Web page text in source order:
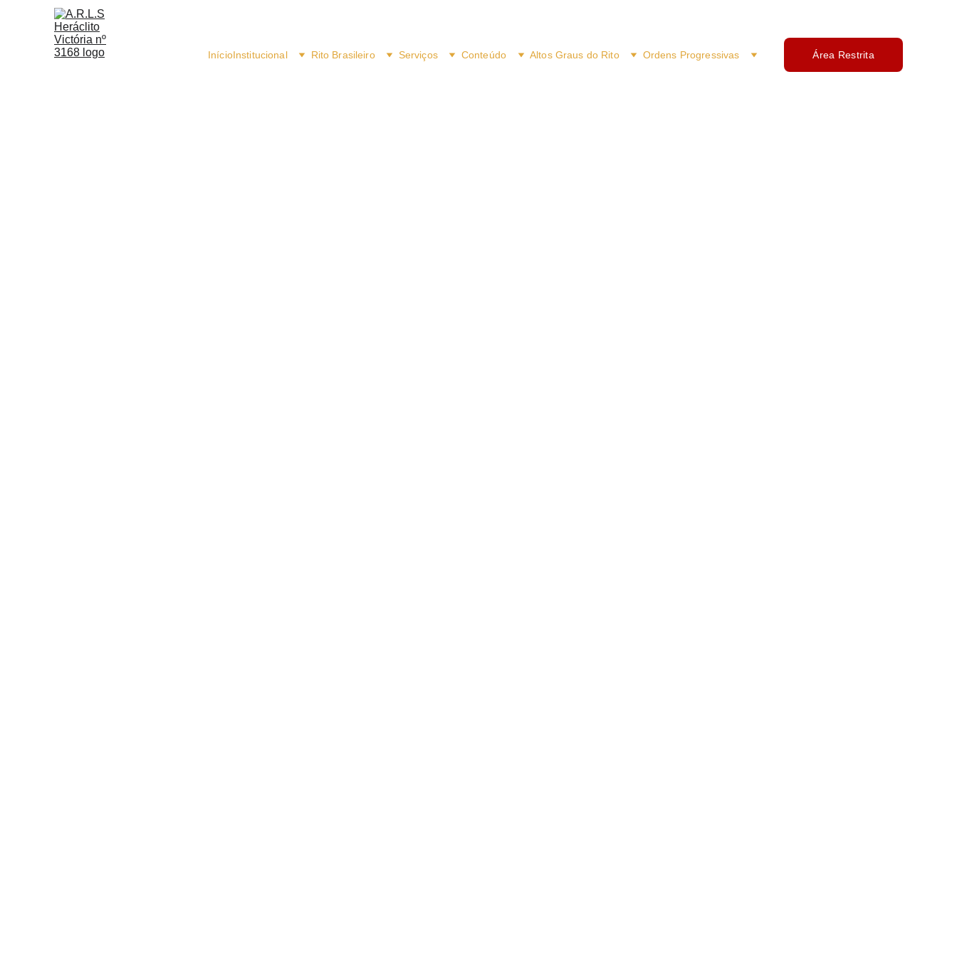
InícioInstitucional Rito Brasileiro Serviços Conteúdo Altos Graus do Rito Ordens Progressivas Área Restrita